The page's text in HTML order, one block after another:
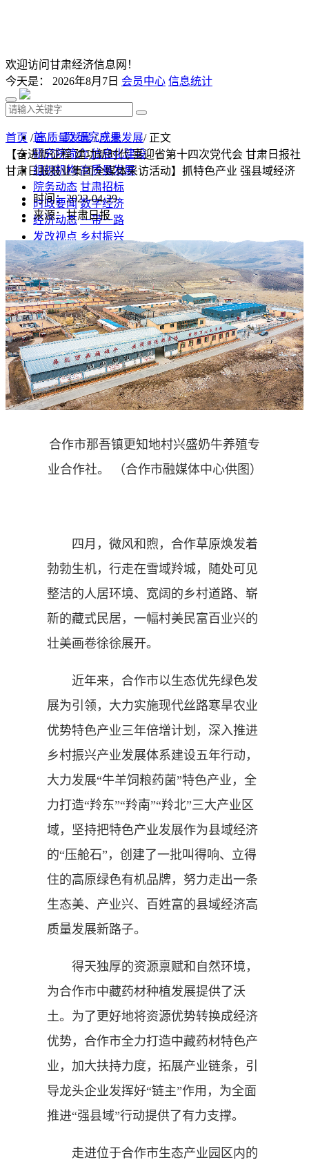
欢迎访问甘肃经济信息网！
今天是： 2026年8月7日 会员中心 信息统计
首 页 研究成果
研究院简介 信息化建设
组织机构 高质量发展
院务动态 甘肃招标
时政要闻 数字经济
经济动态 一带一路
发改视点 乡村振兴
投资分析 发展规划
监测预测 文库下载
首页 /高质量发展/产业发展/ 正文
【奋进新征程 建功新时代 喜迎省第十四次党代会 甘肃日报社
甘肃日报报业集团全媒体采访活动】抓特色产业 强县域经济
时间：2022-04-29
来源：甘肃日报
合作市那吾镇更知地村兴盛奶牛养殖专
业合作社。 （合作市融媒体中心供图）
四月，微风和煦，合作草原焕发着
勃勃生机，行走在雪域羚城，随处可见
整洁的人居环境、宽阔的乡村道路、崭
新的藏式民居，一幅村美民富百业兴的
壮美画卷徐徐展开。
近年来，合作市以生态优先绿色发
展为引领，大力实施现代丝路寒旱农业
优势特色产业三年倍增计划，深入推进
乡村振兴产业发展体系建设五年行动，
大力发展“牛羊饲粮药菌”特色产业，全
力打造“羚东”“羚南”“羚北”三大产业区
域，坚持把特色产业发展作为县域经济
的“压舱石”，创建了一批叫得响、立得
住的高原绿色有机品牌，努力走出一条
生态美、产业兴、百姓富的县域经济高
质量发展新路子。
得天独厚的资源禀赋和自然环境，
为合作市中藏药材种植发展提供了沃
土。为了更好地将资源优势转换成经济
优势，合作市全力打造中藏药材特色产
业，加大扶持力度，拓展产业链条，引
导龙头企业发挥好“链主”作用，为全面
推进“强县域”行动提供了有力支撑。
走进位于合作市生态产业园区内的